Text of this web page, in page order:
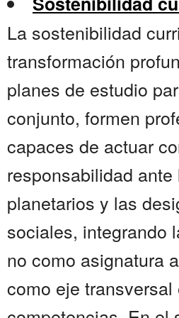
La sostenibilidad
transformación
planes de estudio
conjunto, formen
capaces de actuar
responsabilidad
planetarios y las
sociales, integrando
no como asignatura
como eje